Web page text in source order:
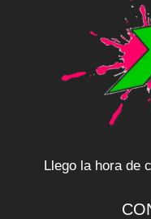
Llego la hora de